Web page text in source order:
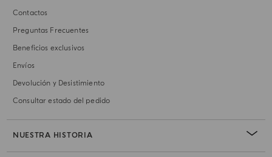
Contactos
Preguntas Frecuentes
Beneficios exclusivos
Envíos
Devolución y Desistimiento
Consultar estado del pedido
NUESTRA HISTORIA